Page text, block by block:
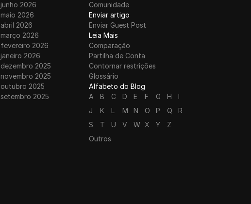
junho 2026
maio 2026
abril 2026
março 2026
fevereiro 2026
janeiro 2026
dezembro 2025
novembro 2025
outubro 2025
setembro 2025
Comunidade
Enviar artigo
Enviar Guest Post
Leia Mais
Comparação
Partilha de Conta
Contornar restrições
Glossário
Alfabeto do Blog
A
B C D E F G H
I
J
K L M N O P Q
R
S
T U V W X Y
Z
Outros